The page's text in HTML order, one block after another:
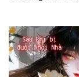
Tính Cách Nhân Vật :
Cơ Trí